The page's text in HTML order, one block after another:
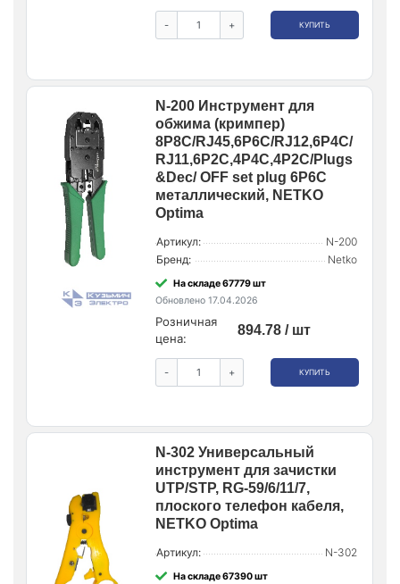
- + КУПИТЬ
N-200 Инструмент для
обжима (кримпер)
8P8C/RJ45,6P6C/RJ12,6P4C/
RJ11,6P2C,4P4C,4P2C/Plugs
&Dec/ OFF set plug 6P6C
металлический, NETKO
Optima
Артикул:
N-200
Бренд:
Netko
На складе 67779 шт
Обновлено 17.04.2026
Розничная
цена:
894.78 / шт
- + КУПИТЬ
N-302 Универсальный
инструмент для зачистки
UTP/STP, RG-59/6/11/7,
плоского телефон кабеля,
NETKO Optima
Артикул: N-302
На складе 67390 шт